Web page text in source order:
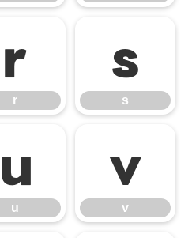
r
r
s
s
u
u
v
v